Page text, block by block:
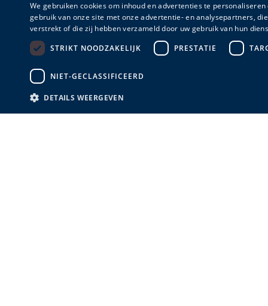
Kleur
(1)
Zwart (1)
We gebruiken cookies om inhoud en advertenties te
gebruik van onze site met onze advertentie- en analysepartners,
verstrekt of die zij hebben verzameld door uw gebruik van hun
STRIKT NOODZAKELIJK
PRESTATIE
NIET-GECLASSIFICEERD
DETAILS WEERGEVEN